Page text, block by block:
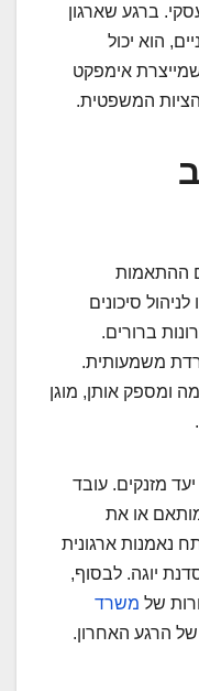
ברגע שארגון
הוא יכול
אימפקט
המשפטית.
ההתאמות
סיכונים
ברורים.
משמעותית.
ומספק אותן, מוגן
מזנקים. עובד
או את
נאמנות ארגונית
יוגה. לבסוף,
של משרד
של הרגע האחרון.